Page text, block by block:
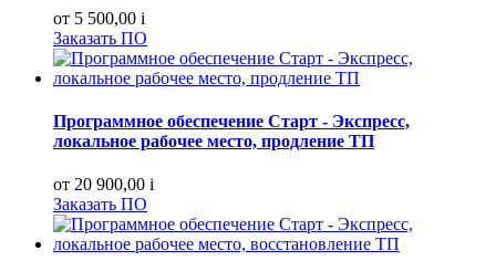
от 5 500,00 i
Заказать ПО
Программное обеспечение Старт - Экспресс,
локальное рабочее место, продление ТП
от 20 900,00 i
Заказать ПО